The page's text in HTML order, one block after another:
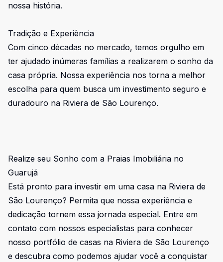
nossa história.
Tradição e Experiência
Com cinco décadas no mercado, temos orgulho em
ter ajudado inúmeras famílias a realizarem o sonho da
casa própria. Nossa experiência nos torna a melhor
escolha para quem busca um investimento seguro e
duradouro na Riviera de São Lourenço.
Realize seu Sonho com a Praias Imobiliária no
Guarujá
Está pronto para investir em uma casa na Riviera de
São Lourenço? Permita que nossa experiência e
dedicação tornem essa jornada especial. Entre em
contato com nossos especialistas para conhecer
nosso portfólio de casas na Riviera de São Lourenço
e descubra como podemos ajudar você a conquistar